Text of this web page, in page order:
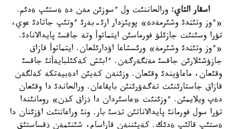
اسقار التاي: ورالحاننئث ول ءسوزئن مةن دة ةستئپ ةدئم.
«ءوز وتئثدئ وشئرمةدة» پويئزدار ارئ-بةرئ ءوتئپ جاتادئ عوي،
تؤرا وسئنئث جازئلؤ فورماسئن ايتماتوأ وتة جاقسئ پايدالانادئ.
«ءوز وتئثدئ وشئرمة» ورئسشاعا اؤدارئلعان. ايتماتوأ قازاق
جازؤشئلارئن جاقسئ مةثگةرگةن. ءابئش كةكئلبايةأتئ جاقسئ
وقئعان، ماعاؤيندئ وقئعان. وزئنةن كةيئن ادةبيةتكة كةلگةن
قازاق جاستارئنئث تةگةؤرئنئن بايقاعان. ورالحاندئ دا وقئعان
دةپ ويلايمئن. ءوزئنئث «عاسئردان دا ذزاق كذن» رومانئندا
تؤرا سول فورمانئ پايدالاناتئن تذسئ بار. ونئ وراعاثنئث اؤزئنان دا
ةستئپ قالئپ ةدئك. كةيئننةن قاراسام، شئنئمةن ذقساستئق